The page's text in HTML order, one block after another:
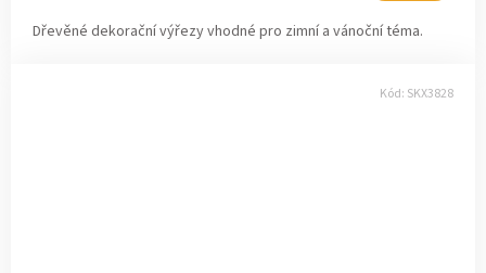
Dřevěné dekorační výřezy vhodné pro zimní a vánoční téma.
Kód: SKX3828